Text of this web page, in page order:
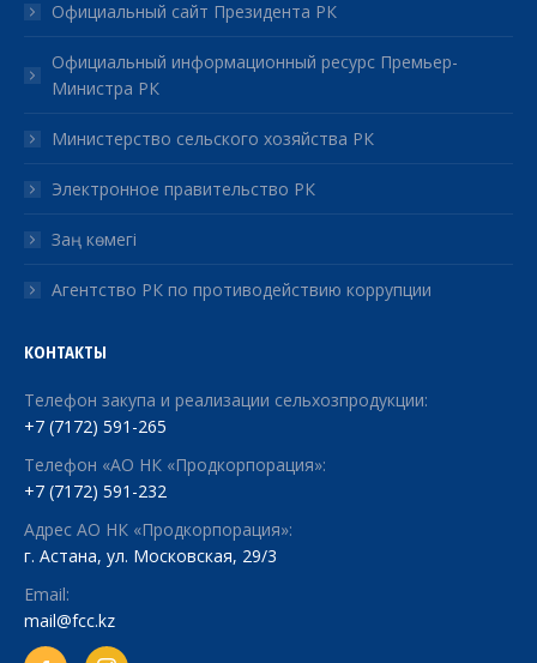
Официальный сайт Президента РК
Официальный информационный ресурс Премьер-
Министра РК
Министерство сельского хозяйства РК
Электронное правительство РК
Заң көмегі
Агентство РК по противодействию коррупции
КОНТАКТЫ
Телефон закупа и реализации сельхозпродукции:
+7 (7172) 591-265
Телефон «АО НК «Продкорпорация»:
+7 (7172) 591-232
Адрес АО НК «Продкорпорация»:
г. Астана, ул. Московская, 29/3
Email:
mail@fcc.kz